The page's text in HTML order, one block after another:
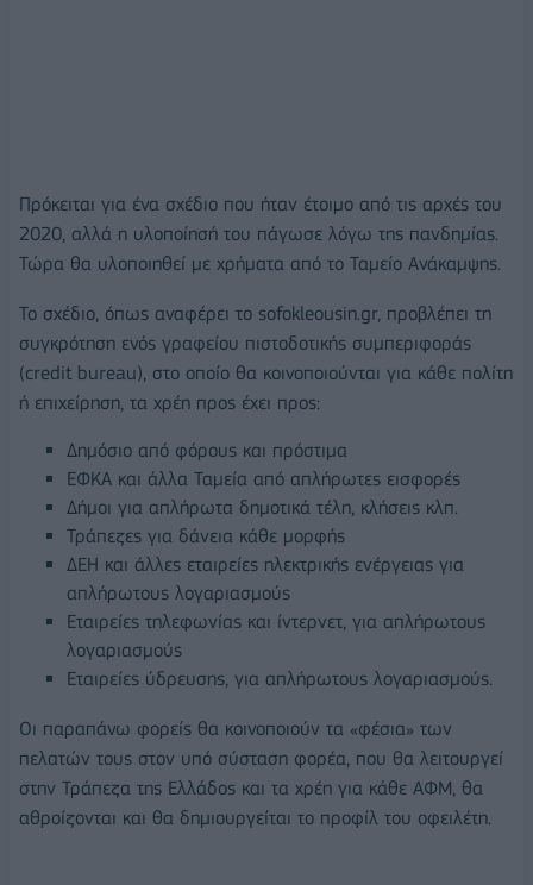
Πρόκειται για ένα σχέδιο που ήταν έτοιμο από τις αρχές του
2020, αλλά η υλοποίησή του πάγωσε λόγω της πανδημίας.
Τώρα θα υλοποιηθεί με χρήματα από το Ταμείο Ανάκαμψης.
Το σχέδιο, όπως αναφέρει το sofokleousin.gr, προβλέπει τη
συγκρότηση ενός γραφείου πιστοδοτικής συμπεριφοράς
(credit bureau), στο οποίο θα κοινοποιούνται για κάθε πολίτη
ή επιχείρηση, τα χρέη προς έχει προς:
Δημόσιο από φόρους και πρόστιμα
ΕΦΚΑ και άλλα Ταμεία από απλήρωτες εισφορές
Δήμοι για απλήρωτα δημοτικά τέλη, κλήσεις κλπ.
Τράπεζες για δάνεια κάθε μορφής
ΔΕΗ και άλλες εταιρείες ηλεκτρικής ενέργειας για
απλήρωτους λογαριασμούς
Εταιρείες τηλεφωνίας και ίντερνετ, για απλήρωτους
λογαριασμούς
Εταιρείες ύδρευσης, για απλήρωτους λογαριασμούς.
Οι παραπάνω φορείς θα κοινοποιούν τα «φέσια» των
πελατών τους στον υπό σύσταση φορέα, που θα λειτουργεί
στην Τράπεζα της Ελλάδος και τα χρέη για κάθε ΑΦΜ, θα
αθροίζονται και θα δημιουργείται το προφίλ του οφειλέτη.